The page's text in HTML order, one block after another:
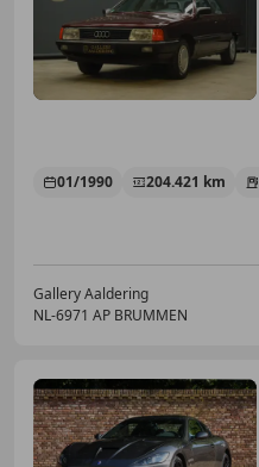
01/1990 204.421 km
Gallery Aaldering
NL-6971 AP BRUMMEN